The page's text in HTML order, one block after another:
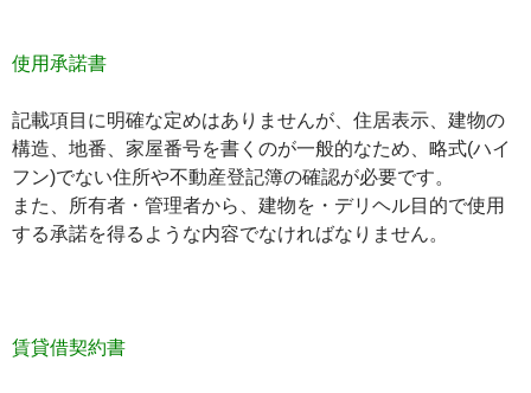
使用承諾書
記載項目に明確な定めはありませんが、 住居表示
建物の
構造
地番 家屋番号を書くのが一般的なため、略式(ハイ
フン)でない住所や不動産登記簿の確認が必要です。
また、
所有者 ・ 管理者から、 建物を ・ デリヘル目的で使用
する承諾を得るような内容でなければなりません。
賃貸借契約書